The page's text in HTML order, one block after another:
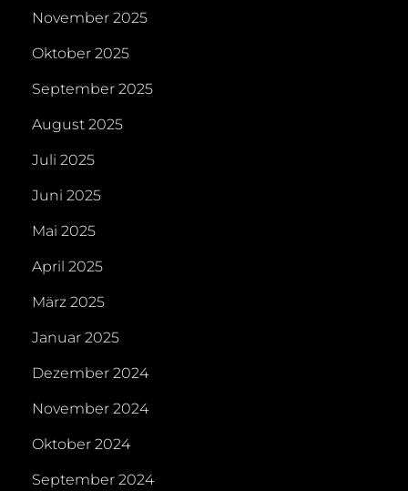
November 2025
Oktober 2025
September 2025
August 2025
Juli 2025
Juni 2025
Mai 2025
April 2025
März 2025
Januar 2025
Dezember 2024
November 2024
Oktober 2024
September 2024